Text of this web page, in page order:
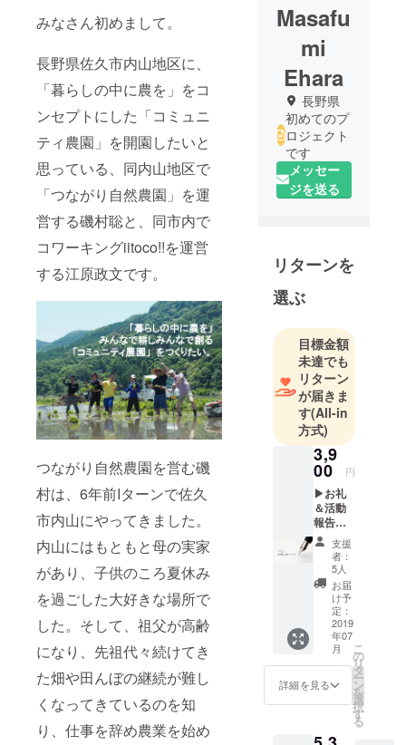
みなさん初めまして。
長野県佐久市内山地区に、
「暮らしの中に農を」をコ
ンセプトにした「コミュニ
ティ農園」を開園したいと
思っている、同内山地区で
「つながり自然農園」を運
営する磯村聡と、同市内で
コワーキングiitoco!!を運営
する江原政文です。
つながり自然農園を営む磯
村は、6年前Iターンで佐久
市内山にやってきました。
内山にはもともと母の実家
があり、子供のころ夏休み
を過ごした大好きな場所で
した。そして、祖父が高齢
になり、先祖代々続けてき
た畑や田んぼの継続が難し
くなってきているのを知
り、仕事を辞め農業を始め
Masafu
mi
Ehara
長野県
初めてのプ
ロジェクト
です
メッセー
ジを送る
リターンを
選ぶ
目標金額
未達でも
リターン
が届きま
す(All-in
方式)
3,9
00 円
▶お礼
＆活動
報告
メール
◀ 活動
が始
まった
ころの
農園の
様子と
とも
に、ク
ラウド
ファン
ディン
グへの
メール
支援
者：
5人
お届
け予
定：
2019
年07
月
詳細を見る
こ
の
リ
タ
ー
ン
を
選
択
す
る